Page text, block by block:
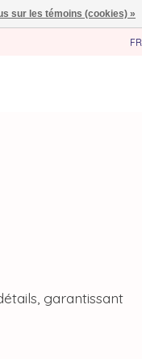
FR
garantissant
sur les témoins (cookies) »